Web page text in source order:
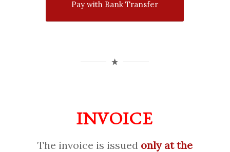
Pay with Bank Transfer
INVOICE
The invoice is issued only at the